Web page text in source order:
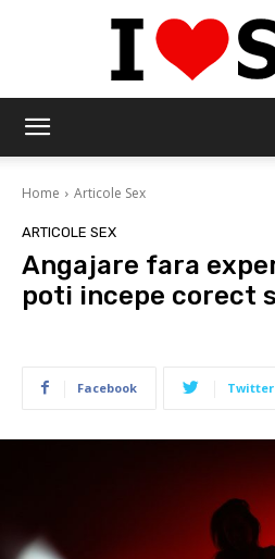
Home Articole Sex
ARTICOLE SEX
Angajare fara
poti incepe corect
Facebook Twitter